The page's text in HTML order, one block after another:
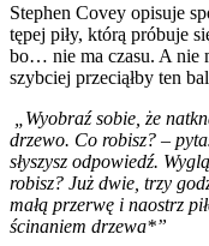
Stephen Covey opisuje
tępej piły, którą próbuje
bo… nie ma czasu. A nie
szybciej przeciąłby ten
„Wyobraź sobie, że
drzewo. Co robisz? –
słyszysz odpowiedź.
robisz? Już dwie, trzy
małą przerwę i naostrz
ścinaniem drzewa*”